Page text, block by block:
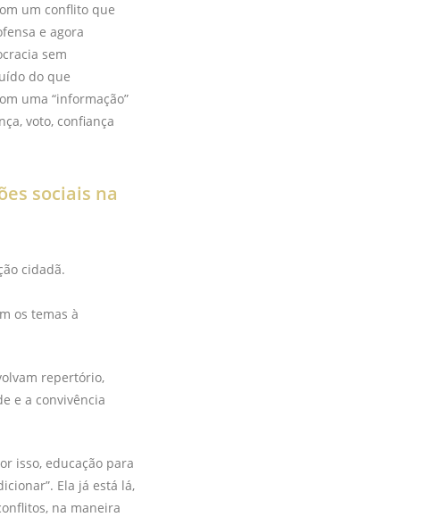
um conflito que
e agora
sem
do que
uma “informação”
voto, confiança
sociais na
cidadã.
os temas à
repertório,
e a convivência
isso, educação para
Ela já está lá,
na maneira